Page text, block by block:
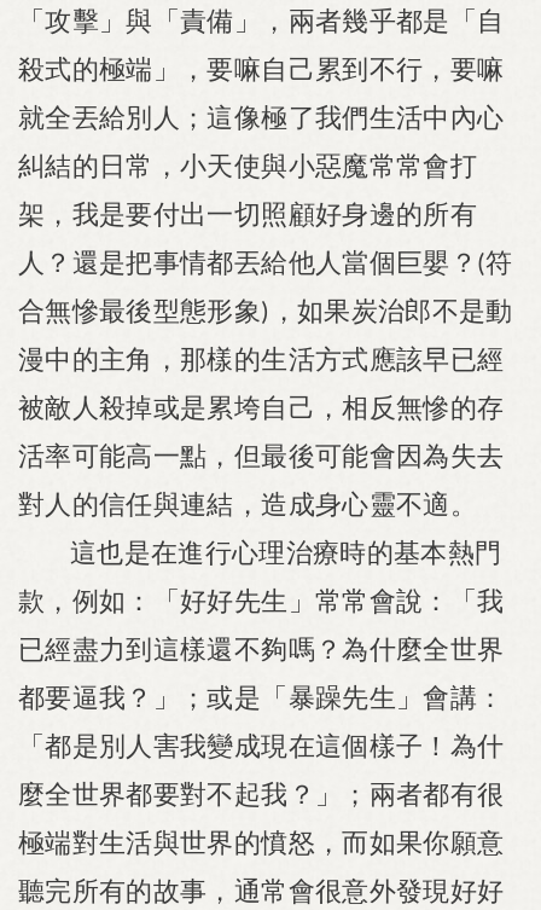
「攻擊」與「責備」，兩者幾乎都是「自
殺式的極端」，要嘛自己累到不行，要嘛
就全丟給別人；這像極了我們生活中內心
糾結的日常，小天使與小惡魔常常會打
架，我是要付出一切照顧好身邊的所有
人？還是把事情都丟給他人當個巨嬰？ (符
合無慘最後型態形象) ，如果炭治郎不是動
漫中的主角，那樣的生活方式應該早已經
被敵人殺掉或是累垮自己，相反無慘的存
活率可能高一點，但最後可能會因為失去
對人的信任與連結，造成身心靈不適。
這也是在進行心理治療時的基本熱門
款，例如：「好好先生」常常會說：「我
已經盡力到這樣還不夠嗎？為什麼全世界
都要逼我？」；或是「暴躁先生」會講：
「都是別人害我變成現在這個樣子！為什
麼全世界都要對不起我？」；兩者都有很
極端對生活與世界的憤怒，而如果你願意
聽完所有的故事，通常會很意外發現好好